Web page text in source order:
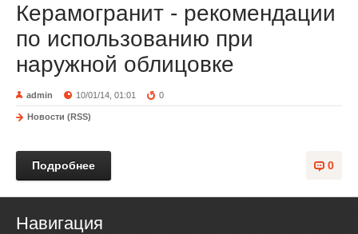
Керамогранит - рекомендации
по использованию при
наружной облицовке
admin 10/01/14, 01:01 0
Новости (RSS)
0
Подробнее
Навигация